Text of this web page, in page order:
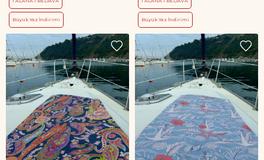
Büyük Yaz İndirimi Büyük Yaz İndirimi